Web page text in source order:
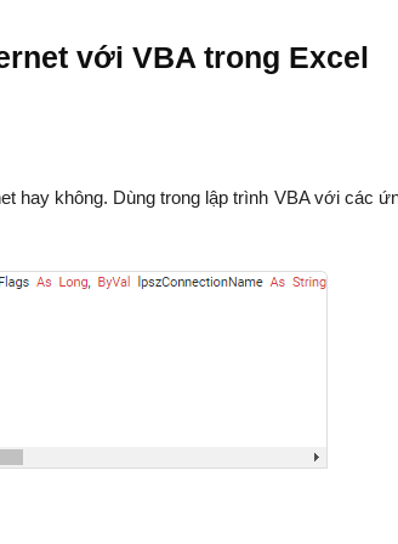
với VBA trong Excel
hay không. Dùng trong lập trình VBA với các